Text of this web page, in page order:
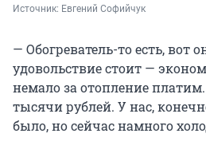
Источник: Евгений Софийчук
— Обогреватель-то есть, вот
удовольствие стоит —
немало за отопление
тысячи рублей. У нас,
было, но сейчас намного